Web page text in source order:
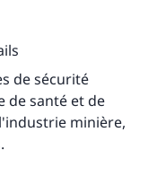
de sécurité
de santé et de
minière,